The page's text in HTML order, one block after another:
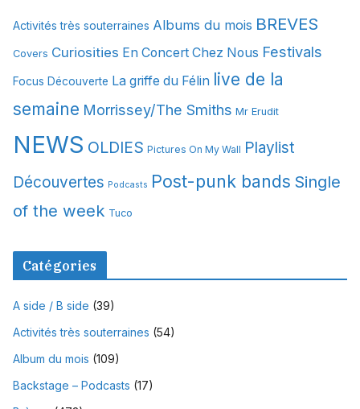
v
e
Activités très souterraines Albums du mois BREVES
Covers Curiosities En Concert Chez Nous Festivals
Focus Découverte La griffe du Félin live de la
semaine Morrissey/The Smiths Mr Erudit
NEWS OLDIES Pictures On My Wall Playlist
Découvertes Podcasts Post-punk bands Single
of the week Tuco
Catégories
A side / B side (39)
Activités très souterraines (54)
Album du mois (109)
Backstage – Podcasts (17)